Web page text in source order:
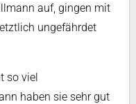
auf, gingen mit
ungefährdet
so viel
haben sie sehr gut